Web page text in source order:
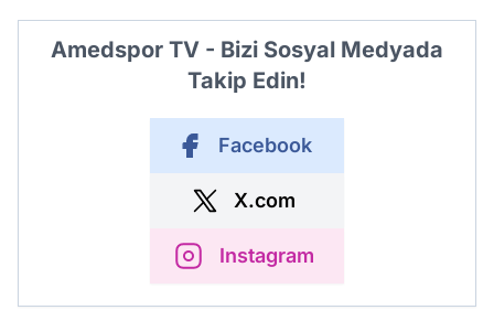
Amedspor TV - Bizi Sosyal Medyada
Takip Edin!
Facebook
X.com
Instagram